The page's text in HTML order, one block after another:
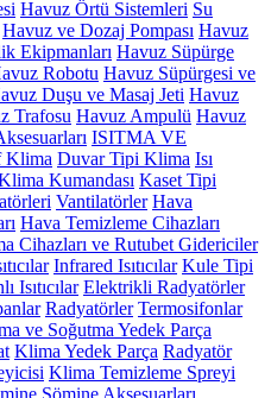
Havuz Örtü Sistemleri Su
Havuz ve Dozaj Pompası Havuz
Ekipmanları Havuz Süpürge
Robotu Havuz Süpürgesi ve
Duşu ve Masaj Jeti Havuz
Trafosu Havuz Ampulü Havuz
ISITMA VE
Klima Duvar Tipi Klima Isı
Kumandası Kaset Tipi
Vantilatörler Hava
Hava Temizleme Cihazları
Cihazları ve Rutubet Gidericiler
Infrared Isıtıcılar Kule Tipi
Isıtıcılar Elektrikli Radyatörler
Radyatörler Termosifonlar
ve Soğutma Yedek Parça
Klima Yedek Parça Radyatör
Klima Temizleme Spreyi
Şömine Aksesuarları